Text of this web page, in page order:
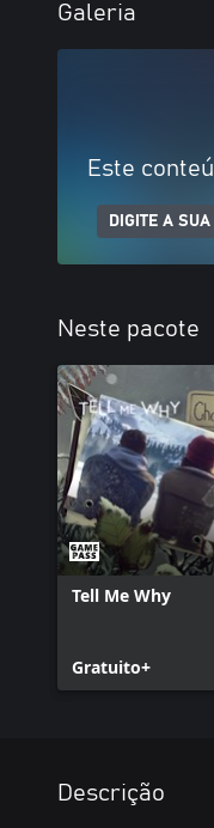
Galeria
Este
DIGITE A
Neste pacote
Tell Me Why
Gratuito+
Descrição